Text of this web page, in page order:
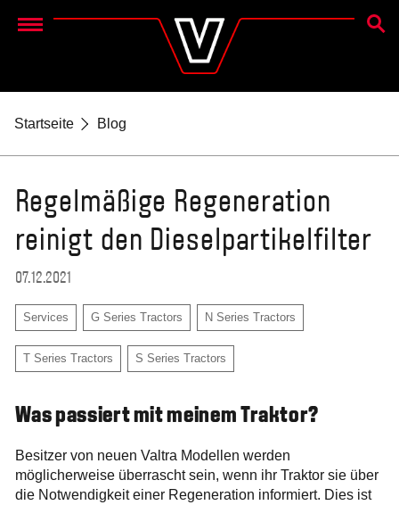
Menu
Startseite Blog
Regelmäßige Regeneration
reinigt den Dieselpartikelfilter
07.12.2021
Services G Series Tractors N Series Tractors
T Series Tractors S Series Tractors
Was passiert mit meinem Traktor?
Besitzer von neuen Valtra Modellen werden
möglicherweise überrascht sein, wenn ihr Traktor sie über
die Notwendigkeit einer Regeneration informiert. Dies ist